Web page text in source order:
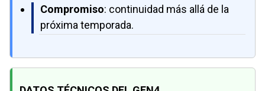
Compromiso: continuidad más allá de la
próxima temporada.